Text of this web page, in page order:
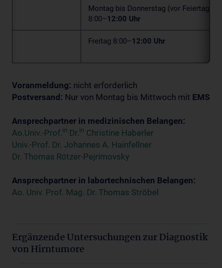
Montag bis Donnerstag (vor Feiertagen)
8:00–12:00 Uhr
Freitag 8:00–12:00 Uhr
Voranmeldung: nicht erforderlich
Postversand: Nur von Montag bis Mittwoch mit EMS
Ansprechpartner in medizinischen Belangen:
Ao.Univ.-Prof.in Dr.in Christine Haberler
Univ.-Prof. Dr. Johannes A. Hainfellner
Dr. Thomas Rötzer-Pejrimovsky
Ansprechpartner in labortechnischen Belangen:
Ao. Univ. Prof. Mag. Dr. Thomas Ströbel
Ergänzende Untersuchungen zur Diagnostik
von Hirntumore